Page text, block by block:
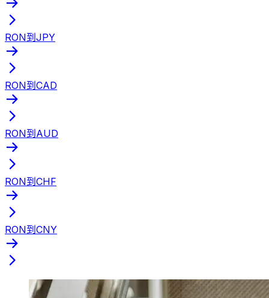
RON到JPY
RON到CAD
RON到AUD
RON到CHF
RON到CNY